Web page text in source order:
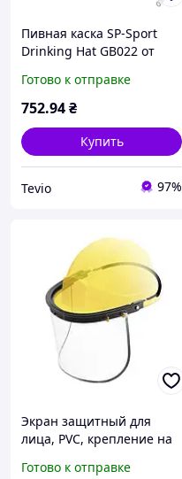
Пивная каска SP-Sport
Drinking Hat GB022 от
банок для отдыха унисекс
Готово к отправке
752.94₴
Купить
Tevio 97%
Экран защитный для
лица, PVC, крепление на
Готово к отправке